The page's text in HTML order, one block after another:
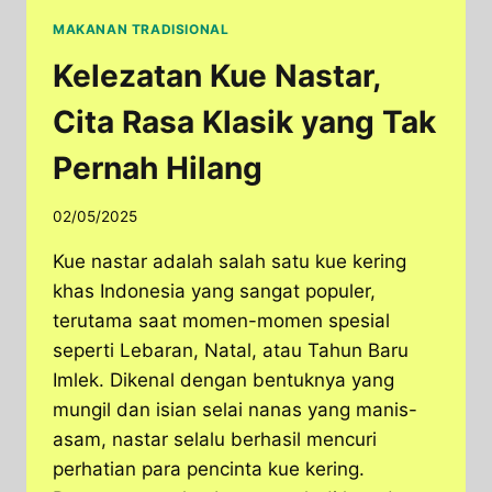
MAKANAN TRADISIONAL
Kelezatan Kue Nastar,
Cita Rasa Klasik yang Tak
Pernah Hilang
02/05/2025
Kue nastar adalah salah satu kue kering
khas Indonesia yang sangat populer,
terutama saat momen-momen spesial
seperti Lebaran, Natal, atau Tahun Baru
Imlek. Dikenal dengan bentuknya yang
mungil dan isian selai nanas yang manis-
asam, nastar selalu berhasil mencuri
perhatian para pencinta kue kering.